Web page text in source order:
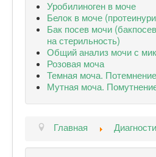
Уробилиноген в моче
Белок в моче
Бак посев мочи
на стерильность)
Общий анализ мочи с
Розовая моча
Темная моча.
Мутная моча.
Главная